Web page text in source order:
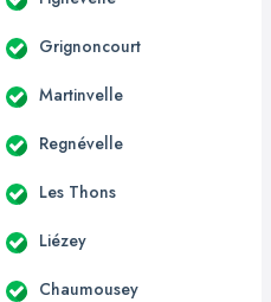
Grignoncourt
Martinvelle
Regnévelle
Les Thons
Liézey
Chaumousey